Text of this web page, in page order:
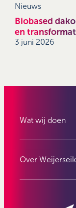
Nieuws
Biobased
en
3 juni 2026
Wat wij doen
Over